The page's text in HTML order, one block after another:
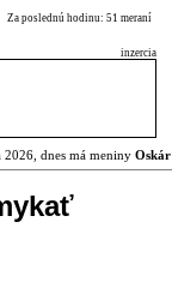
Za poslednú hodinu: 51 meraní
inzercia
2026, dnes má meniny Oskár